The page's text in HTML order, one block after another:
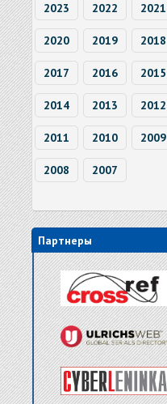
2023 2022 2021
2020 2019 2018
2017 2016 2015
2014 2013 2012
2011 2010 2009
2008 2007
Партнеры